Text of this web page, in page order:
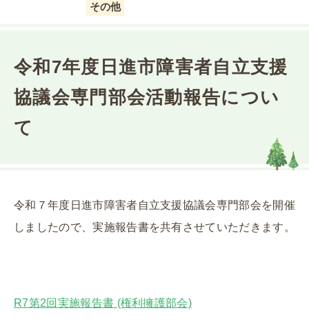
その他
令和7年度日進市障害者自立支援
協議会専門部会活動報告につい
て
令和７年度日進市障害者自立支援協議会専門部会を開催
しましたので、実施報告書を共有させていただきます。
R7第2回実施報告書 (権利擁護部会)